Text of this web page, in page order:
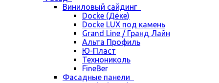
Виниловый сайдинг
Docke (Дёке)
Docke LUX под камень
Grand Line / Гранд Лайн
Альта Профиль
Ю-Пласт
Технониколь
FineBer
Фасадные панели